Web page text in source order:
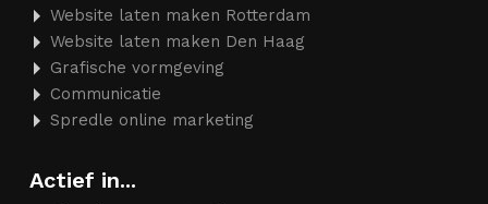
Website laten maken Rotterdam
Website laten maken Den Haag
Grafische vormgeving
Communicatie
Spredle online marketing
Actief in...